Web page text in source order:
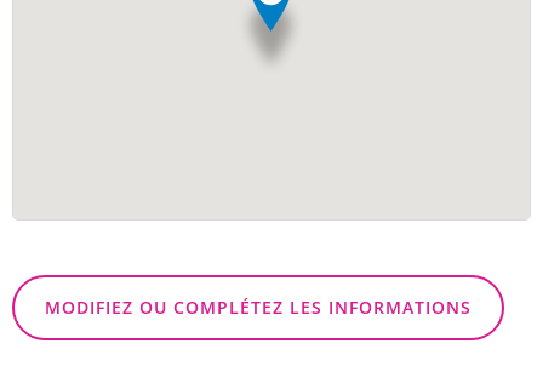
MODIFIEZ OU COMPLÉTEZ LES INFORMATIONS